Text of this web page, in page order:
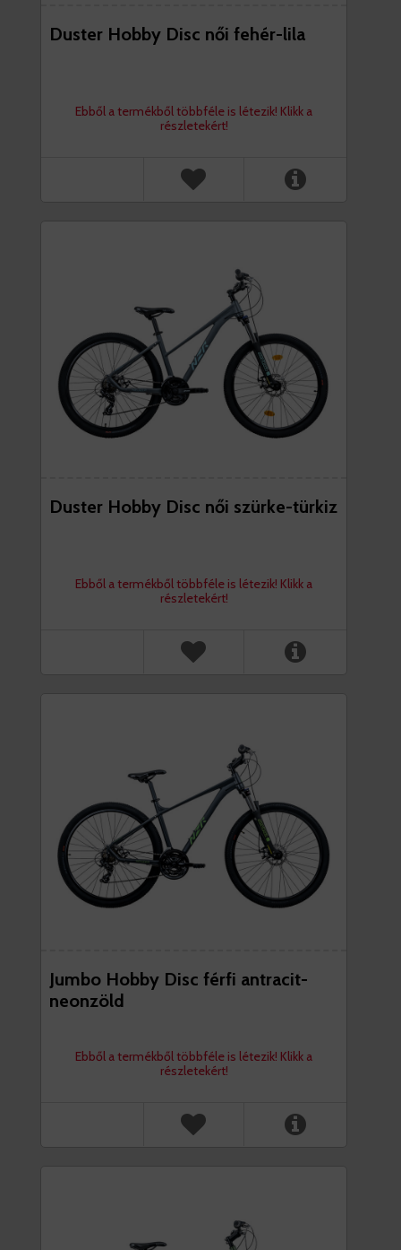
Duster Hobby Disc női fehér-lila
Ebből a termékből többféle is létezik! Klikk a
részletekért!
Duster Hobby Disc női szürke-türkiz
Ebből a termékből többféle is létezik! Klikk a
részletekért!
Jumbo Hobby Disc férfi antracit-
neonzöld
Ebből a termékből többféle is létezik! Klikk a
részletekért!